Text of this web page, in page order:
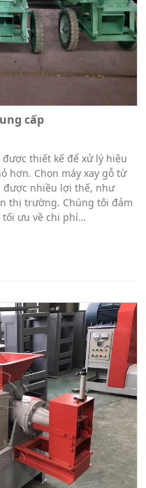
cấp
thiết kế để xử lý hiệu
hơn. Chọn máy xay gỗ từ
được nhiều lợi thế, như
thị trường. Chúng tôi đảm
tối ưu về chi phí…